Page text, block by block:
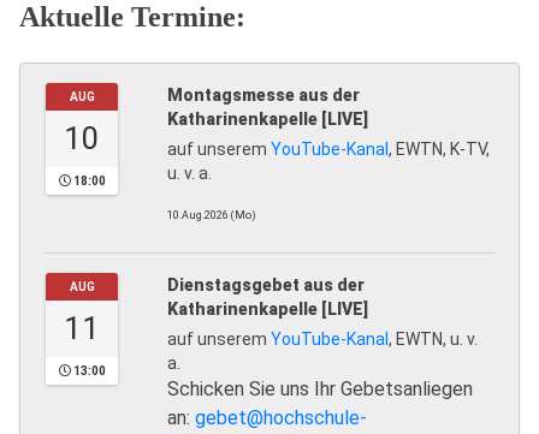
Aktuelle Termine:
AUG
10
18:00
Montagsmesse aus der
Katharinenkapelle [LIVE]
auf unserem YouTube-Kanal, EWTN, K-TV,
u. v. a.
10.Aug.2026 (Mo)
AUG
11
13:00
Dienstagsgebet aus der
Katharinenkapelle [LIVE]
auf unserem YouTube-Kanal, EWTN, u. v.
a.
Schicken Sie uns Ihr Gebetsanliegen
an: gebet@hochschule-